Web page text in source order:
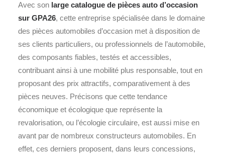
Avec son large catalogue de pièces auto d’occasion
sur GPA26, cette entreprise spécialisée dans le domaine
des pièces automobiles d’occasion met à disposition de
ses clients particuliers, ou professionnels de l’automobile,
des composants fiables, testés et accessibles,
contribuant ainsi à une mobilité plus responsable, tout en
proposant des prix attractifs, comparativement à des
pièces neuves. Précisons que cette tendance
économique et écologique que représente la
revalorisation, ou l’écologie circulaire, est aussi mise en
avant par de nombreux constructeurs automobiles. En
effet, ces derniers proposent, dans leurs concessions,